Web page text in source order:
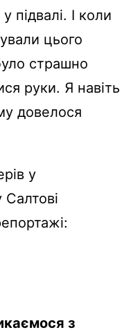
І коли
цього
страшно
руки. Я навіть
довелося
у
з